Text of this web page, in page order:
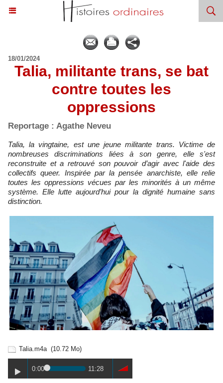
18/01/2024
Talia, militante trans, se bat
contre toutes les
oppressions
Reportage : Agathe Neveu
Talia, la vingtaine, est une jeune militante trans. Victime de
nombreuses discriminations liées à son genre, elle s'est
reconstruite et a retrouvé son pouvoir d’agir avec l'aide des
collectifs queer. Inspirée par la pensée anarchiste, elle relie
toutes les oppressions vécues par les minorités à un même
système. Elle lutte aujourd’hui pour la dignité humaine sans
distinction.
Talia.m4a (10.72 Mo)
0:00 11:28